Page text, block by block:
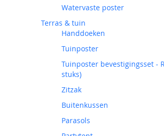
Watervaste poster
Terras & tuin
Handdoeken
Tuinposter
Tuinposter bevestigingsset -
stuks)
Zitzak
Buitenkussen
Parasols